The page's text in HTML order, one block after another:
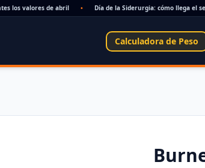
los valores de abril Día de la Siderurgia: cómo llega el
Calculadora de Peso